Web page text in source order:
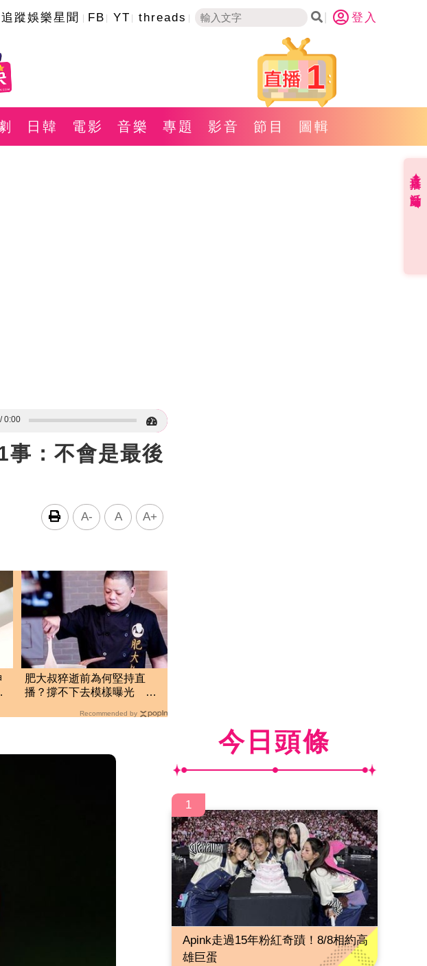
追蹤娛樂星聞 FB YT threads 登入
1
日韓 電影 音樂 專題 影音 節目 圖輯
0:00
事：不會是最後
A- A A+
肥大叔猝逝前為何堅持直
播？撐不下去模樣曝光 網
Recommended by
今日頭條
1
Apink走過15年粉紅奇蹟！8/8相約高
雄巨蛋
直播✦活動